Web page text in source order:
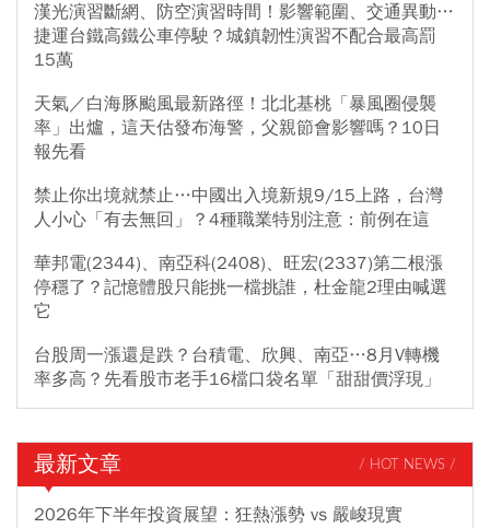
漢光演習斷網、防空演習時間！影響範圍、交通異動…
捷運台鐵高鐵公車停駛？城鎮韌性演習不配合最高罰
15萬
天氣／白海豚颱風最新路徑！北北基桃「暴風圈侵襲
率」出爐，這天估發布海警，父親節會影響嗎？10日
報先看
禁止你出境就禁止…中國出入境新規9/15上路，台灣
人小心「有去無回」？4種職業特別注意：前例在這
華邦電(2344)、南亞科(2408)、旺宏(2337)第二根漲
停穩了？記憶體股只能挑一檔挑誰，杜金龍2理由喊選
它
台股周一漲還是跌？台積電、欣興、南亞…8月V轉機
率多高？先看股市老手16檔口袋名單「甜甜價浮現」
最新文章 / HOT NEWS /
2026年下半年投資展望：狂熱漲勢 vs 嚴峻現實